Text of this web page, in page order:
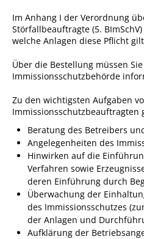
Im Anhang I der Verordnung
Störfallbeauftragte (5.
welche Anlagen diese Pflicht
Über die Bestellung müssen
Immissionsschutzbehörde
Zu den wichtigsten Aufgaben
Immissionsschutzbeauftragten
Beratung des Betreibers
Angelegenheiten des
Hinwirken auf die
Verfahren sowie
deren Einführung durch
Überwachung der
des Immissionsschutzes
der Anlagen und
Aufklärung der